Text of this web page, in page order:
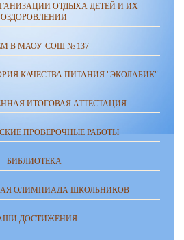
ОТДЫХА ДЕТЕЙ И ИХ
ОЗДОРОВЛЕНИИ
В МАОУ-СОШ № 137
КАЧЕСТВА ПИТАНИЯ "ЭКОЛАБИК"
ИТОГОВАЯ АТТЕСТАЦИЯ
ПРОВЕРОЧНЫЕ РАБОТЫ
БИБЛИОТЕКА
ОЛИМПИАДА ШКОЛЬНИКОВ
ДОСТИЖЕНИЯ